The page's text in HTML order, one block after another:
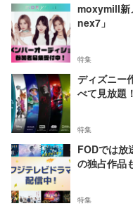
moxymill新
nex7」
特集
ディズニー
べて見放題
特集
FODでは放
の独占作品
特集